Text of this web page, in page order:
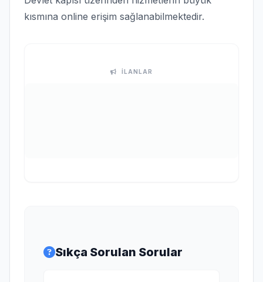
kısmına online erişim sağlanabilmektedir.
İLANLAR
Sıkça Sorulan Sorular